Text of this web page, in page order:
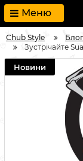
Меню
Chub Style Блог
Зустрічайте
Новини